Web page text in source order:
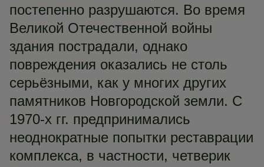
постепенно разрушаются. Во время
Великой Отечественной войны
здания пострадали, однако
повреждения оказались не столь
серьёзными, как у многих других
памятников Новгородской земли. С
1970-х гг. предпринимались
неоднократные попытки реставрации
комплекса, в частности, четверик